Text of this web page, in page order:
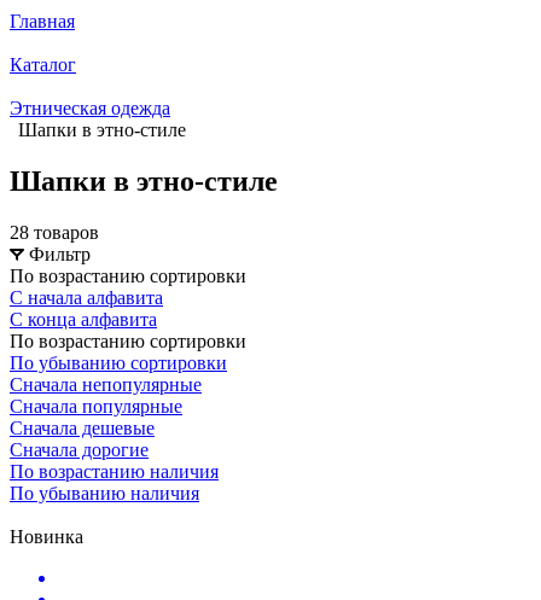
Главная
Каталог
Этническая одежда
Шапки в этно-стиле
Шапки в этно-стиле
28 товаров
Фильтр
По возрастанию сортировки
С начала алфавита
С конца алфавита
По возрастанию сортировки
По убыванию сортировки
Сначала непопулярные
Сначала популярные
Сначала дешевые
Сначала дорогие
По возрастанию наличия
По убыванию наличия
Новинка